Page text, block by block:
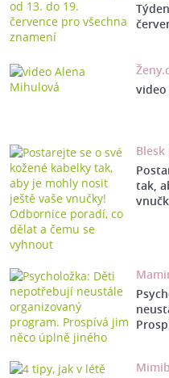
video
tak,